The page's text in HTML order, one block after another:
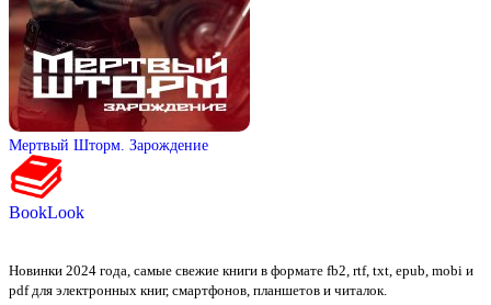
Мертвый Шторм. Зарождение
BookLook
Новинки 2024 года, самые свежие книги в формате fb2, rtf, txt, epub, mobi и
pdf для электронных книг, смартфонов, планшетов и читалок.